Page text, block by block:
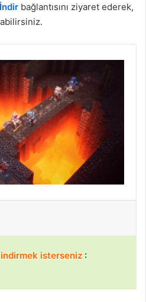
bağlantısını ziyaret ederek,
isterseniz :